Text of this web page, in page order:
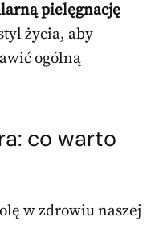
pielęgnację
życia, aby
ogólną
co warto
w zdrowiu naszej